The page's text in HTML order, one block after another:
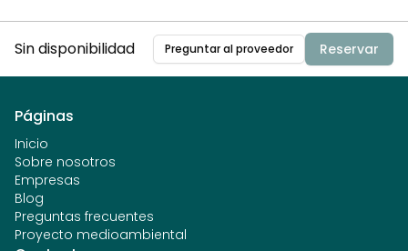
Sin disponibilidad Preguntar al proveedor Reservar
Páginas
Inicio
Sobre nosotros
Empresas
Blog
Preguntas frecuentes
Proyecto medioambiental